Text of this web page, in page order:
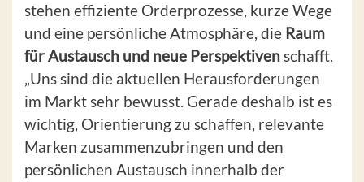
stehen effiziente Orderprozesse, kurze Wege
und eine persönliche Atmosphäre, die Raum
für Austausch und neue Perspektivenschafft.
„Uns sind die aktuellen Herausforderungen
im Markt sehr bewusst. Gerade deshalb ist es
wichtig, Orientierung zu schaffen, relevante
Marken zusammenzubringen und den
persönlichen Austausch innerhalb der